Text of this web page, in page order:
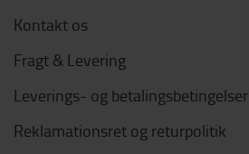
Kontakt os
Fragt & Levering
Leverings- og betalingsbetingelser
Reklamationsret og returpolitik